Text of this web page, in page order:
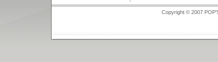
Copyright © 2007